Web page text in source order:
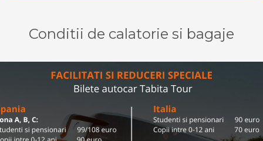
Conditii de calatorie si bagaje